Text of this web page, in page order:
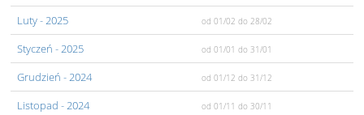
Luty- 2025 od 01/02 do 28/02
Styczeń - 2025 od 01/01 do 31/01
Grudzień - 2024 od 01/12 do 31/12
Listopad - 2024 od 01/11 do 30/11